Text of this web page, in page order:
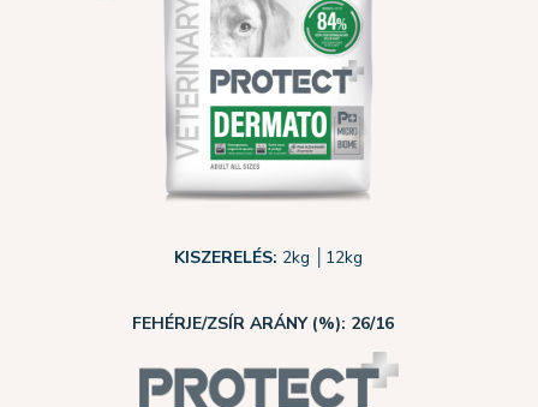
KISZERELÉS: 2kg 12kg
FEHÉRJE/ZSÍR ARÁNY (%): 26/16